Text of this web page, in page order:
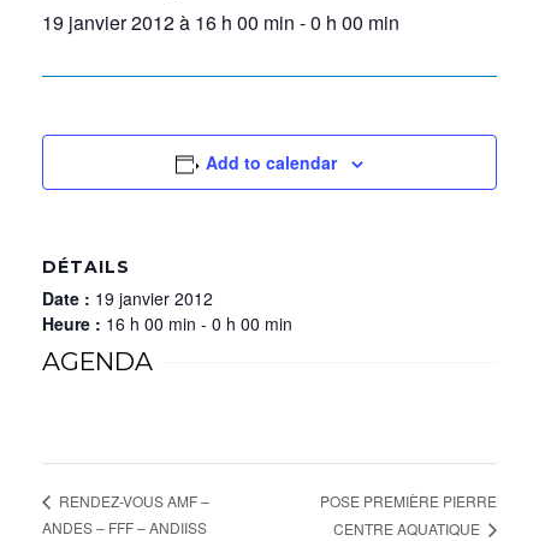
19 janvier 2012 à 16 h 00 min -0 h 00 min
Add to calendar
DÉTAILS
Date : 19 janvier 2012
Heure : 16 h 00 min - 0 h 00 min
AGENDA
RENDEZ-VOUS AMF –
ANDES – FFF – ANDIISS
POSE PREMIÈRE PIERRE
CENTRE AQUATIQUE